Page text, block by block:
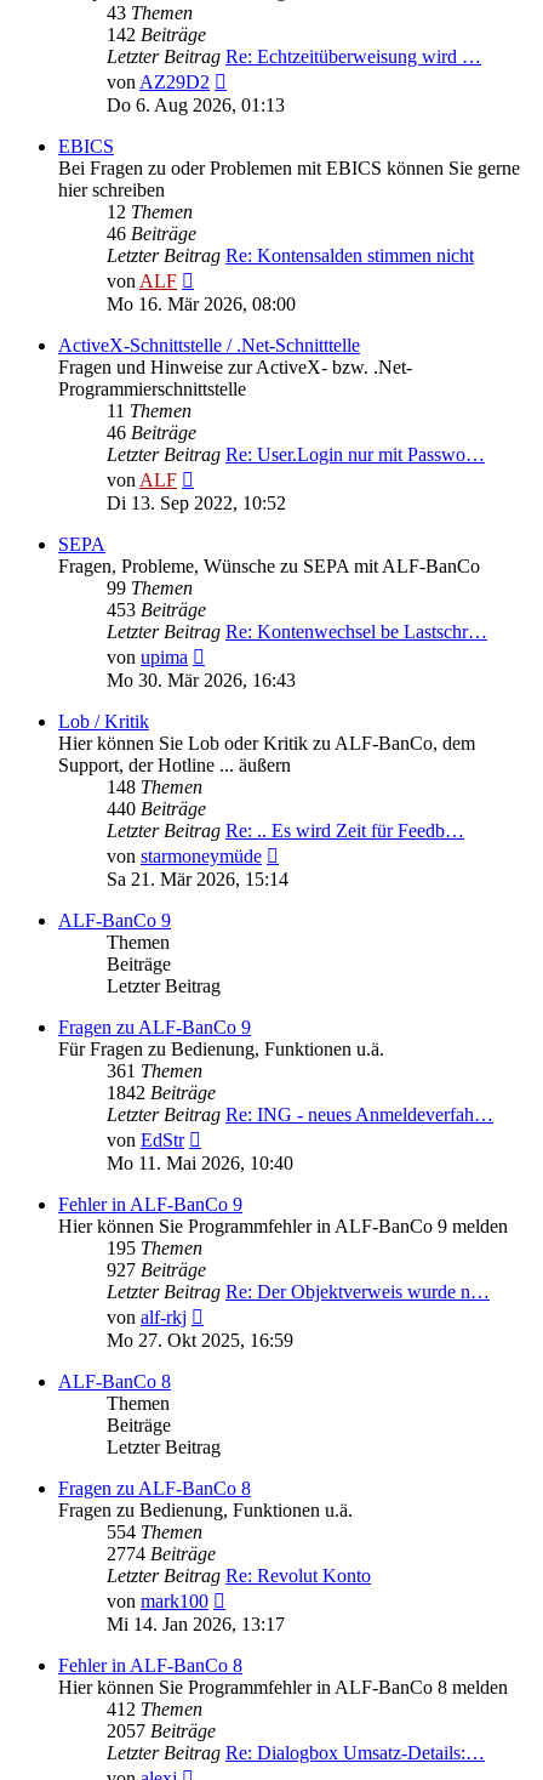
43 Themen
142 Beiträge
Letzter Beitrag Re: Echtzeitüberweisung wird …
vonAZ29D2
Beitrag
Do 6. Aug 2026, 01:13
EBICS
Bei Fragen zu oder Problemen mit EBICS können Sie gerne
hier schreiben
12 Themen
46 Beiträge
Letzter Beitrag Re: Kontensalden stimmen nicht
vonALF
Beitrag
Mo 16. Mär 2026, 08:00
ActiveX-Schnittstelle / .Net-Schnitttelle
Fragen und Hinweise zur ActiveX- bzw. .Net-
Programmierschnittstelle
11 Themen
46 Beiträge
Letzter Beitrag Re: User.Login nur mit Passwo…
vonALF
Beitrag
Di 13. Sep 2022, 10:52
SEPA
Fragen, Probleme, Wünsche zu SEPA mit ALF-BanCo
99 Themen
453 Beiträge
Letzter Beitrag Re: Kontenwechsel be Lastschr…
von upima
Beitrag
Mo 30. Mär 2026, 16:43
Lob / Kritik
Hier können Sie Lob oder Kritik zu ALF-BanCo, dem
Support, der Hotline ... äußern
148 Themen
440 Beiträge
Letzter Beitrag Re: .. Es wird Zeit für Feedb…
von starmoneymüde
Beitrag
Sa 21. Mär 2026, 15:14
ALF-BanCo 9
Themen
Beiträge
Letzter Beitrag
Fragen zu ALF-BanCo 9
Für Fragen zu Bedienung, Funktionen u.ä.
361 Themen
1842 Beiträge
Letzter Beitrag Re: ING - neues Anmeldeverfah…
von EdStr
Beitrag
Mo 11. Mai 2026, 10:40
Fehler in ALF-BanCo 9
Hier können Sie Programmfehler in ALF-BanCo 9 melden
195 Themen
927 Beiträge
Letzter Beitrag Re: Der Objektverweis wurde n…
von alf-rkj
Beitrag
Mo 27. Okt 2025, 16:59
ALF-BanCo 8
Themen
Beiträge
Letzter Beitrag
Fragen zu ALF-BanCo 8
Fragen zu Bedienung, Funktionen u.ä.
554 Themen
2774 Beiträge
Letzter Beitrag Re: Revolut Konto
von mark100
Beitrag
Mi 14. Jan 2026, 13:17
Fehler in ALF-BanCo 8
Hier können Sie Programmfehler in ALF-BanCo 8 melden
412 Themen
2057 Beiträge
Letzter Beitrag Re: Dialogbox Umsatz-Details:…